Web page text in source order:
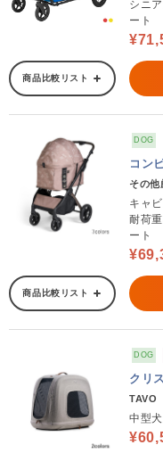
シニ
ート
商品比較リスト
DOG
コン
その他
キャ
耐荷
ート
商品比較リスト
DOG
クリ
TAVO
中型